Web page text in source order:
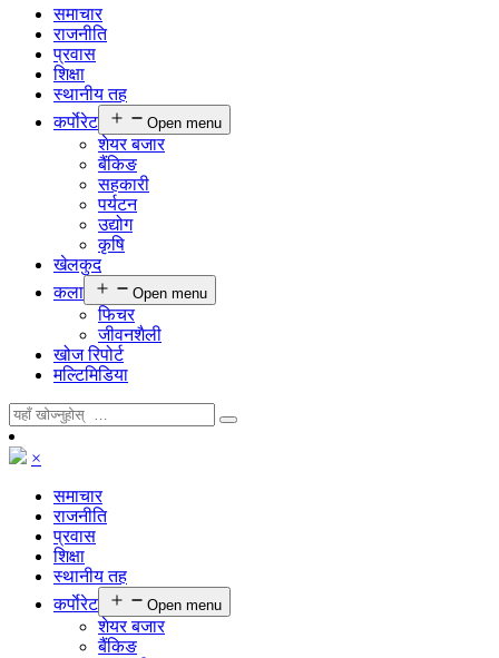
समाचार
राजनीति
प्रवास
शिक्षा
स्थानीय तह
कर्पाेरेट
Open menu
शेयर बजार
बैंकिङ
सहकारी
पर्यटन
उद्योग
कृषि
खेलकुद
कला
Open menu
फिचर
जीवनशैली
खोज रिपोर्ट
मल्टिमिडिया
×
समाचार
राजनीति
प्रवास
शिक्षा
स्थानीय तह
कर्पाेरेट
Open menu
शेयर बजार
बैंकिङ